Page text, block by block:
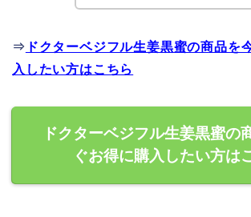
⇒ ドクターベジフル生姜黒蜜の商品を
入したい方はこちら
ドクターベジフル生姜黒蜜の
ぐお得に購入したい方は